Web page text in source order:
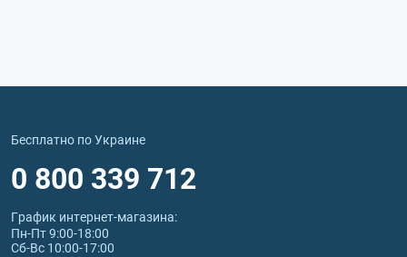
Бесплатно по Украине
0 800 339 712
График интернет‑магазина:
Пн-Пт 9:00-18:00
Сб-Вс 10:00-17:00